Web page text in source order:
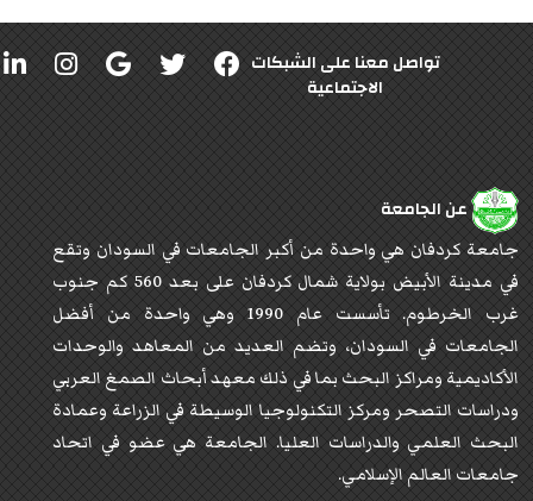
تواصل معنا على الشبكات
الاجتماعية
عن الجامعة
جامعة كردفان هي واحدة من أكبر الجامعات في السودان وتقع
في مدينة الأبيض بولاية شمال كردفان على بعد 560 كم جنوب
غرب الخرطوم. تأسست عام 1990 وهي واحدة من أفضل
الجامعات في السودان، وتضم العديد من المعاهد والوحدات
الأكاديمية ومراكز البحث بما في ذلك معهد أبحاث الصمغ العربي
ودراسات التصحر ومركز التكنولوجيا الوسيطة في الزراعة وعمادة
البحث العلمي والدراسات العليا. الجامعة هي عضو في اتحاد
جامعات العالم الإسلامي.